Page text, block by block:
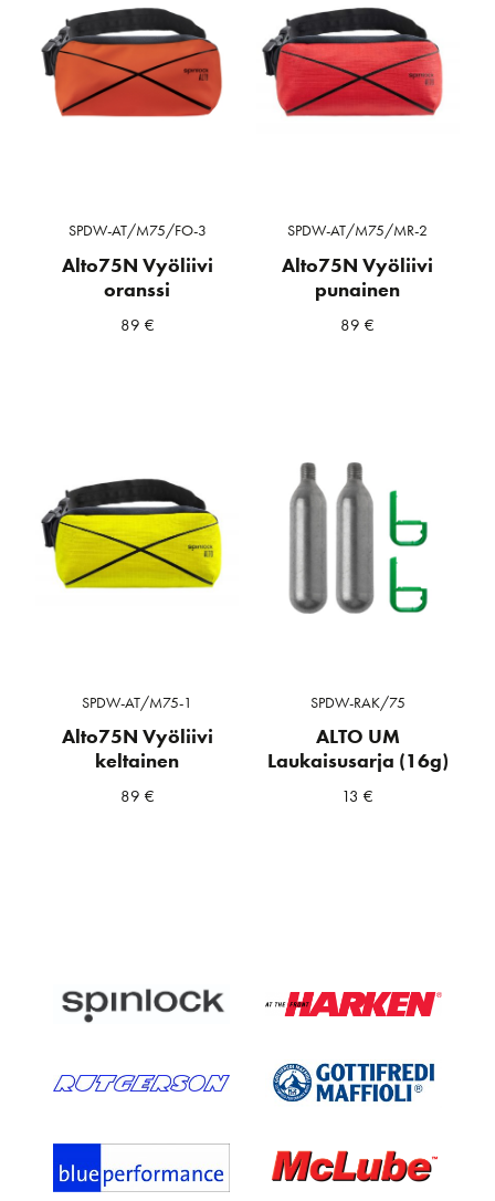
SPDW-AT/M75/FO-3
Alto75N Vyöliivi
oranssi
89 €
SPDW-AT/M75/MR-2
Alto75N Vyöliivi
punainen
89€
SPDW-AT/M75-1
Alto75N Vyöliivi
keltainen
89 €
SPDW-RAK/75
ALTO UM
Laukaisusarja (16g)
13€